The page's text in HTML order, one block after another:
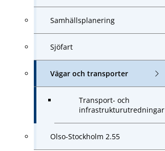
Samhällsplanering
Sjöfart
Vägar och transporter
Transport- och
infrastrukturutredningar
Olso-Stockholm 2.55